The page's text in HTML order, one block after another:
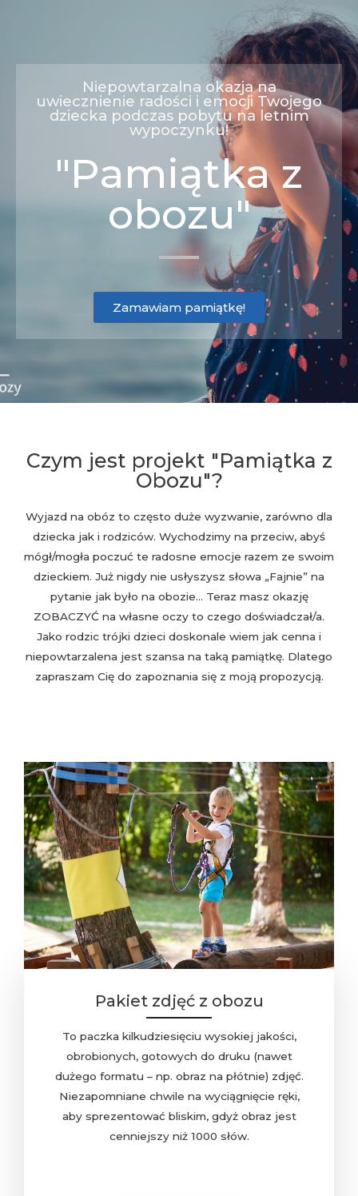
Niepowtarzalna okazja na
uwiecznienie radości i emocji Twojego
dziecka podczas pobytu na letnim
wypoczynku!
"Pamiątka z
obozu"
Zamawiam pamiątkę!
Czym jest projekt "Pamiątka z
Obozu"?
Wyjazd na obóz to często duże wyzwanie, zarówno dla
dziecka jak i rodziców. Wychodzimy na przeciw, abyś
mógł/mogła poczuć te radosne emocje razem ze swoim
dzieckiem. Już nigdy nie usłyszysz słowa „Fajnie” na
pytanie jak było na obozie… Teraz masz okazję
ZOBACZYĆ na własne oczy to czego doświadczał/a.
Jako rodzic trójki dzieci doskonale wiem jak cenna i
niepowtarzalena jest szansa na taką pamiątkę. Dlatego
zapraszam Cię do zapoznania się z moją propozycją.
Pakiet zdjęć z obozu
To paczka kilkudziesięciu wysokiej jakości,
obrobionych, gotowych do druku (nawet
dużego formatu – np. obraz na płótnie) zdjęć.
Niezapomniane chwile na wyciągnięcie ręki,
aby sprezentować bliskim, gdyż obraz jest
cenniejszy niż 1000 słów.